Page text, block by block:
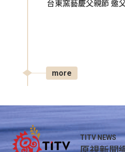
台東窯藝慶父親節 邀
more
TITV NEWS